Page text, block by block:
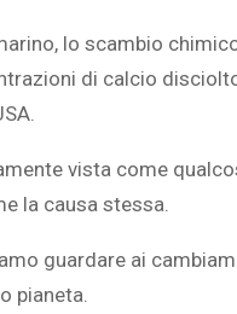
lo scambio
di calcio
vista come
la causa stessa.
guardare ai
pianeta.